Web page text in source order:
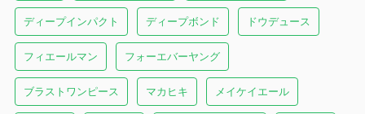
ディープインパクト ディープボンド ドウデュース
フィエールマン フォーエバーヤング
ブラストワンピース マカヒキ メイケイエール